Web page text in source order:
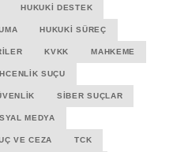
HUKUKI DESTEK
HUKUKI SÜREÇ
KVKK MAHKEME
SUÇU
SIBER SUÇLAR
MEDYA
VE CEZA TCK